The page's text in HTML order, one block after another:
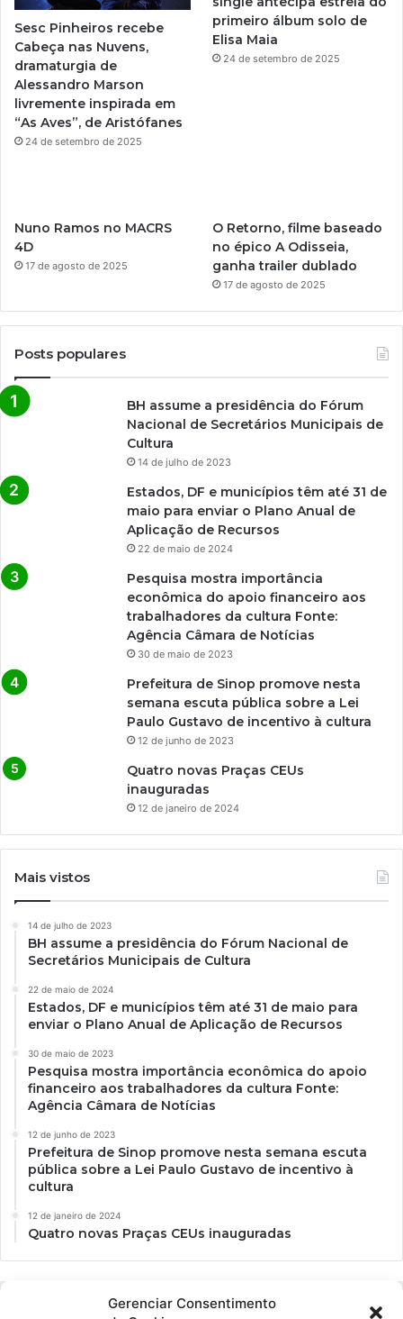
Gerenciar Consentimento
e
r
a
Sesc Pinheiros recebe
Cabeça nas Nuvens,
dramaturgia de
Alessandro Marson
livremente inspirada em
“As Aves”, de Aristófanes
24 de setembro de 2025
primeiro álbum solo de
Elisa Maia
24 de setembro de 2025
Nuno Ramos no MACRS
4D
17 de agosto de 2025
O Retorno, filme baseado
no épico A Odisseia,
ganha trailer dublado
17 de agosto de 2025
Posts populares
BH assume a presidência do Fórum
Nacional de Secretários Municipais de
Cultura
14 de julho de 2023
Estados, DF e municípios têm até 31 de
maio para enviar o Plano Anual de
Aplicação de Recursos
22 de maio de 2024
Pesquisa mostra importância
econômica do apoio financeiro aos
trabalhadores da cultura Fonte:
Agência Câmara de Notícias
30 de maio de 2023
Prefeitura de Sinop promove nesta
semana escuta pública sobre a Lei
Paulo Gustavo de incentivo à cultura
12 de junho de 2023
Quatro novas Praças CEUs
inauguradas
12 de janeiro de 2024
Mais vistos
14 de julho de 2023
BH assume a presidência do Fórum Nacional de
Secretários Municipais de Cultura
22 de maio de 2024
Estados, DF e municípios têm até 31 de maio para
enviar o Plano Anual de Aplicação de Recursos
30 de maio de 2023
Pesquisa mostra importância econômica do apoio
financeiro aos trabalhadores da cultura Fonte:
Agência Câmara de Notícias
12 de junho de 2023
Prefeitura de Sinop promove nesta semana escuta
pública sobre a Lei Paulo Gustavo de incentivo à
cultura
12 de janeiro de 2024
Quatro novas Praças CEUs inauguradas